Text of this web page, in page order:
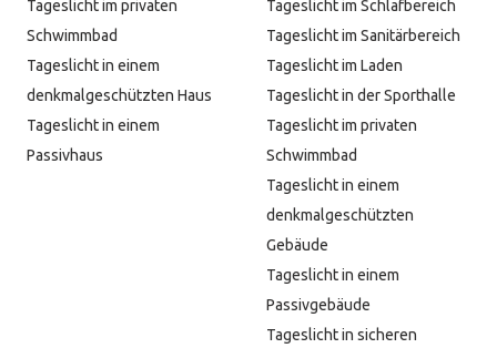
Tageslicht im privaten
Schwimmbad
Tageslicht in einem
denkmalgeschützten Haus
Tageslicht in einem
Passivhaus
Tageslicht im Schlafbereich
Tageslicht im Sanitärbereich
Tageslicht im Laden
Tageslicht in der Sporthalle
Tageslicht im privaten
Schwimmbad
Tageslicht in einem
denkmalgeschützten
Gebäude
Tageslicht in einem
Passivgebäude
Tageslicht in sicheren